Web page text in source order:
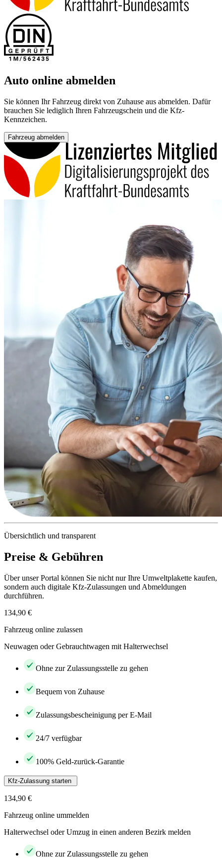
Auto online abmelden
Sie können Ihr Fahrzeug direkt von Zuhause aus abmelden. Dafür
brauchen Sie lediglich Ihren Fahrzeugschein und die Kfz-
Kennzeichen.
Fahrzeug abmelden
Übersichtlich und transparent
Preise & Gebühren
Über unser Portal können Sie nicht nur Ihre Umweltplakette kaufen,
sondern auch digitale Kfz-Zulassungen und Abmeldungen
durchführen.
134,90 €
Fahrzeug online zulassen
Neuwagen oder Gebrauchtwagen mit Halterwechsel
Ohne zur Zulassungsstelle zu gehen
Bequem von Zuhause
Zulassungsbescheinigung per E-Mail
24/7 verfügbar
100% Geld-zurück-Garantie
Kfz-Zulassung starten
134,90 €
Fahrzeug online ummelden
Halterwechsel oder Umzug in einen anderen Bezirk melden
Ohne zur Zulassungsstelle zu gehen